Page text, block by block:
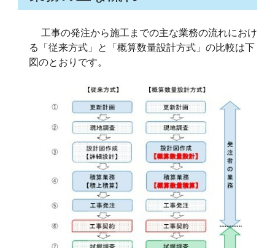
工事の発注から施工までの主な業務の流れにおけ
る「従来方式」と「概算数量設計方式」の比較は下
図のとおりです。